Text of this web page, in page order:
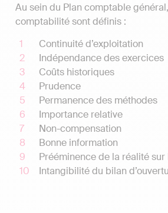
Au sein du Plan comptable
comptabilité sont définis :
Continuité d’exploitation
Indépendance des exercices
Coûts historiques
Prudence
Permanence des méthodes
Importance relative
Non-compensation
Bonne information
Prééminence de la réalité sur
Intangibilité du bilan